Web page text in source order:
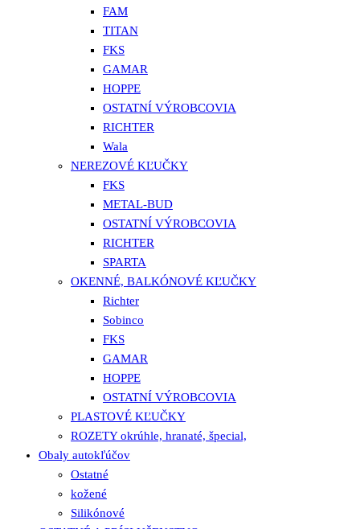
FAM
TITAN
FKS
GAMAR
HOPPE
OSTATNÍ VÝROBCOVIA
RICHTER
Wala
NEREZOVÉ KĽUČKY
FKS
METAL-BUD
OSTATNÍ VÝROBCOVIA
RICHTER
SPARTA
OKENNÉ, BALKÓNOVÉ KĽUČKY
Richter
Sobinco
FKS
GAMAR
HOPPE
OSTATNÍ VÝROBCOVIA
PLASTOVÉ KĽUČKY
ROZETY okrúhle, hranaté, špecial,
Obaly autokľúčov
Ostatné
kožené
Silikónové